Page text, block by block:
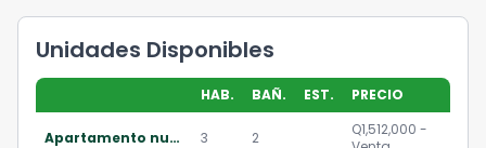
Unidades Disponibles
HAB. BAÑ. EST. PRECIO
Apartamento nuevo de 3 habitaciones en venta en zona 15 3 2
Q1,512,000 -